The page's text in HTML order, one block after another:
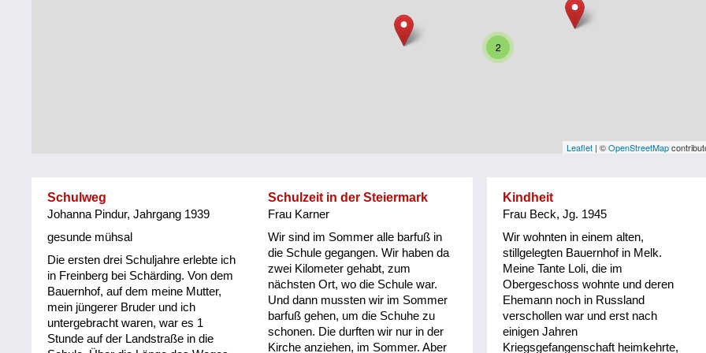
sonstiges
2
Leaflet | ©OpenStreetMap
Schulweg
Johanna Pindur, Jahrgang 1939
gesunde mühsal
Die ersten drei Schuljahre erlebte ich
in Freinberg bei Schärding. Von dem
Bauernhof, auf dem meine Mutter,
mein jüngerer Bruder und ich
untergebracht waren, war es 1
Stunde auf der Landstraße in die
Schulzeit in der Steiermark
Frau Karner
Wir sind im Sommer alle barfuß in
die Schule gegangen. Wir haben da
zwei Kilometer gehabt, zum
nächsten Ort, wo die Schule war.
Und dann mussten wir im Sommer
barfuß gehen, um die Schuhe zu
schonen. Die durften wir nur in der
Kirche anziehen, im Sommer. Aber
Kindheit
Frau Beck, Jg. 1945
Wir wohnten in einem alten,
stillgelegten Bauernhof in Melk.
Meine Tante Loli, die im
Obergeschoss wohnte und deren
Ehemann noch in Russland
verschollen war und erst nach
einigen Jahren
Kriegsgefangenschaft heimkehrte,